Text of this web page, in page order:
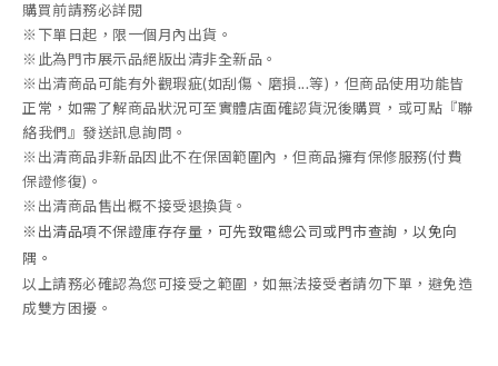
購買前請務必詳閱
※下單日起，限一個月內出貨。
※此為門市展示品絕版出清非全新品。
※出清商品可能有外觀瑕疵(如刮傷、磨損...等)，但商品使用功能皆
正常，如需了解商品狀況可至實體店面確認貨況後購買，或可點『聯
絡我們』發送訊息詢問。
※出清商品非新品因此不在保固範圍內，但商品擁有保修服務(付費
保證修復)。
※出清商品售出概不接受退換貨。
※ 出清品項不保證庫存存量，可先致電總公司或門市查詢，以免向
隅。
以上請務必確認為您可接受之範圍，如無法接受者請勿下單，避免造
成雙方困擾。